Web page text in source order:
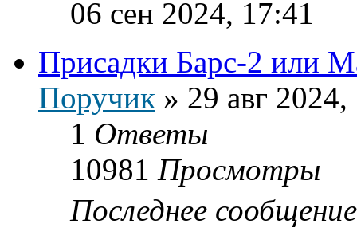
06 сен 2024, 17:41
Присадки Барс-2 или
Поручик » 29 авг
1 Ответы
10981 Просмотры
Последнее